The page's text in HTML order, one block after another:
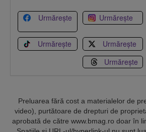
Urmărește Urmărește
Urmărește Urmărește
Urmărește
Preluarea fără cost a materialelor de
video), purtătoare de drepturi de
aprobată de către www.bmag.ro doar în